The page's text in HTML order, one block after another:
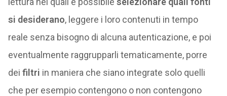
si desiderano, leggere i loro contenuti in tempo
reale senza bisogno di alcuna autenticazione, e poi
eventualmente raggrupparli tematicamente, porre
dei filtri in maniera che siano integrate solo quelli
che per esempio contengono o non contengono